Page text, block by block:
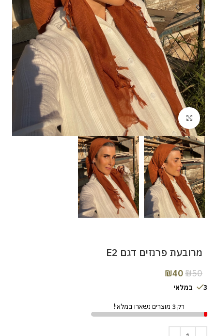
Click to enlarge
מרובעת פרנזים דגם E2
₪50
₪40
3 במלאי
רק 3 מוצרים נשארו במלאי!